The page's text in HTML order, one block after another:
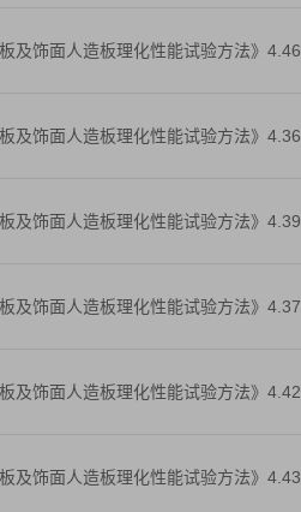
及饰面人造板理化性能试验方法》4.46
及饰面人造板理化性能试验方法》4.36
及饰面人造板理化性能试验方法》4.39
及饰面人造板理化性能试验方法》4.37
及饰面人造板理化性能试验方法》4.42
及饰面人造板理化性能试验方法》4.43